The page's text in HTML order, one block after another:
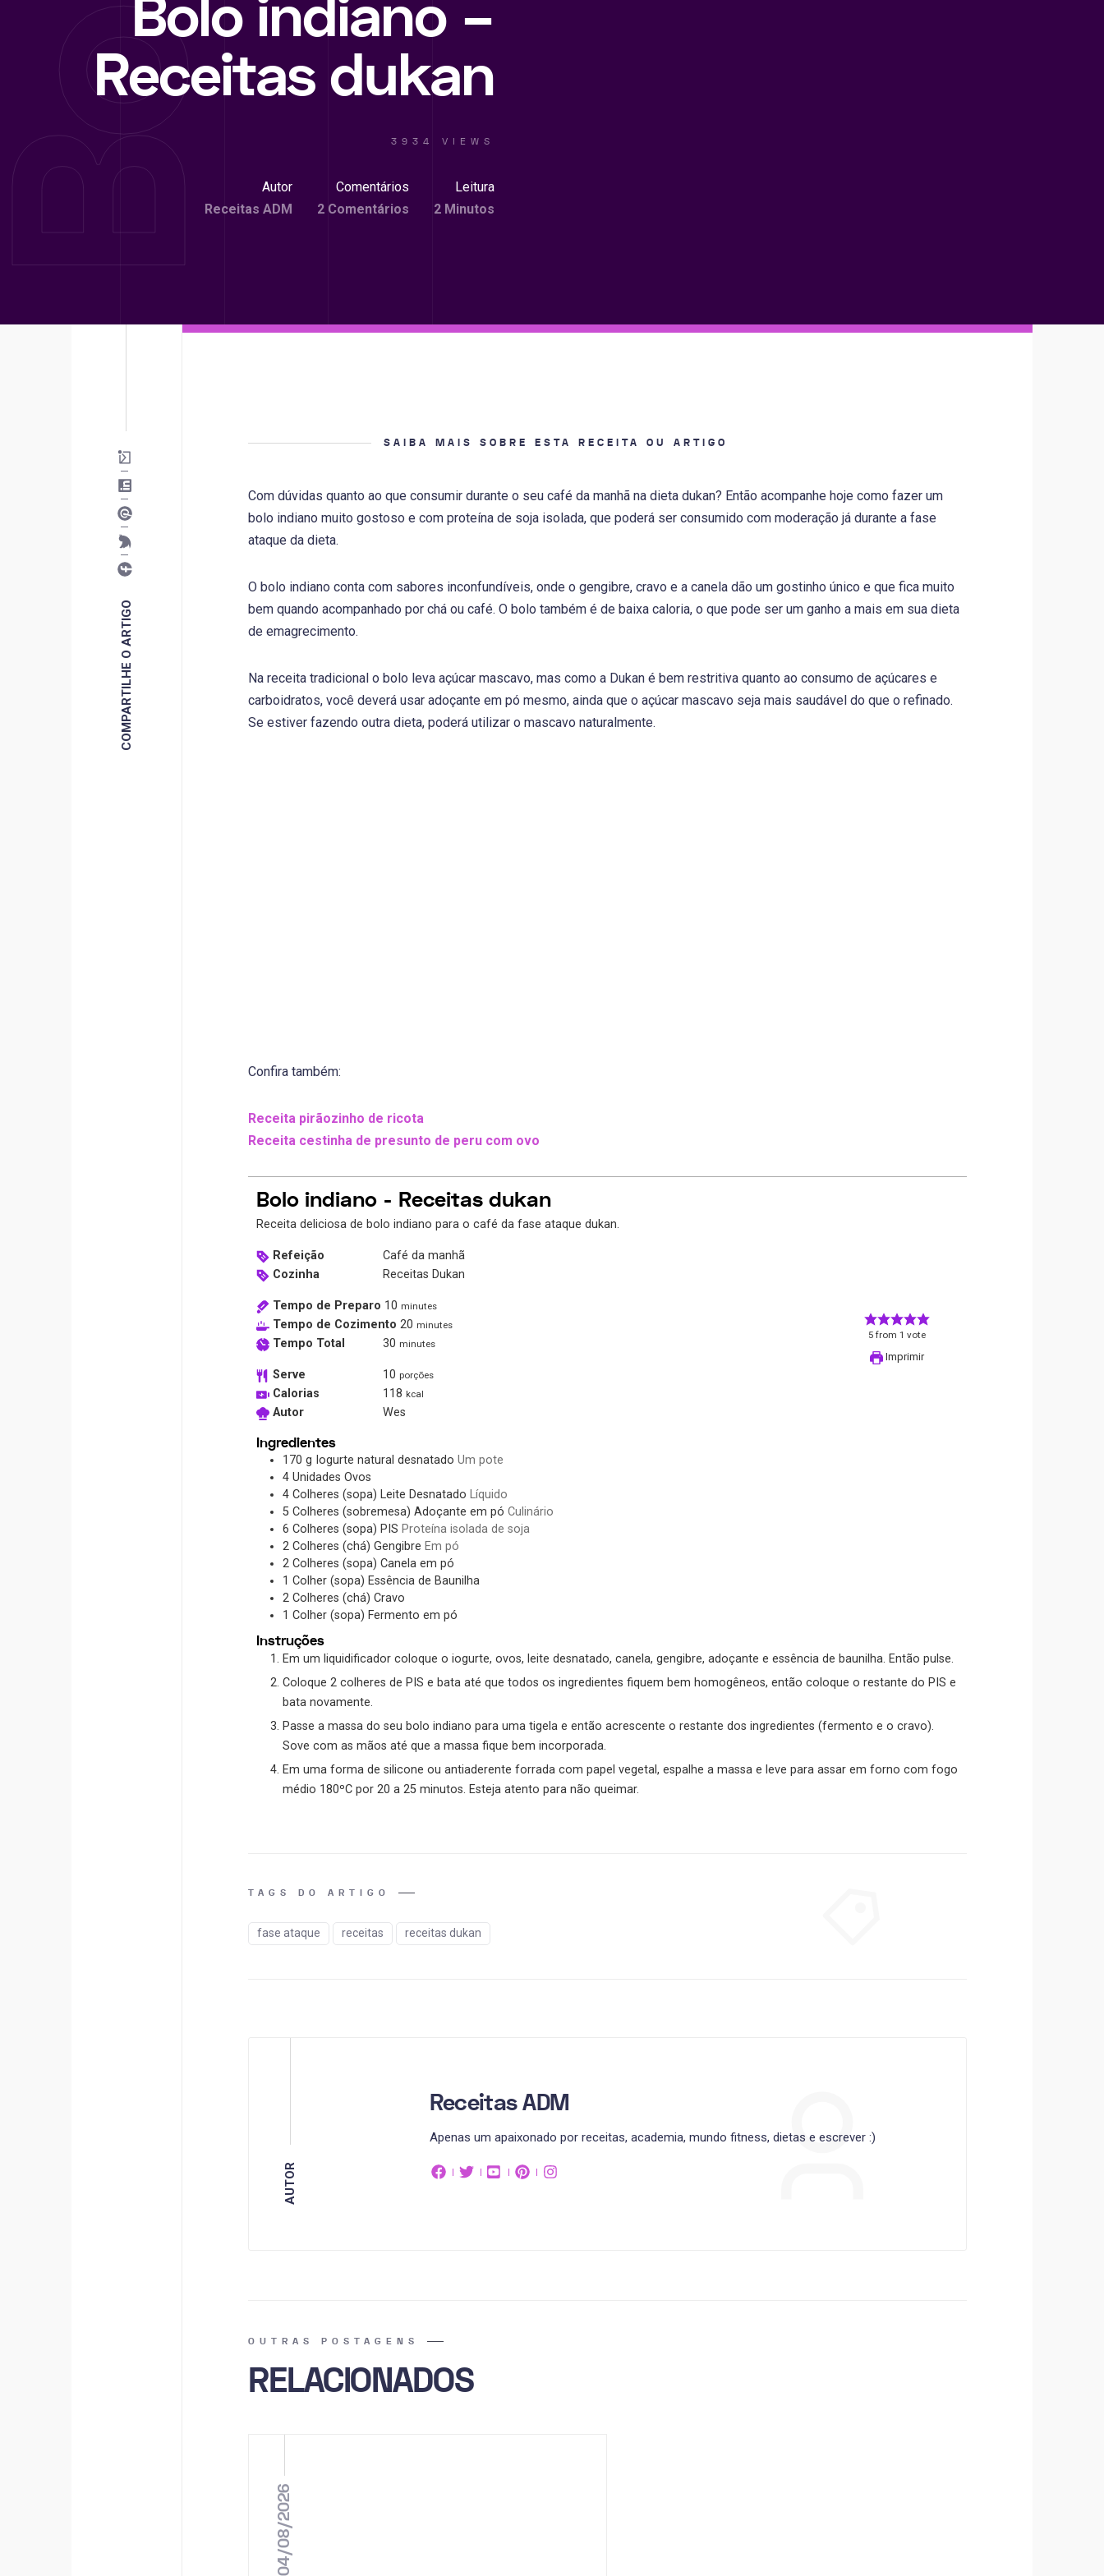
Bolo indiano –
Receitas dukan
3934 VIEWS
Autor
Receitas ADM
Comentários
2 Comentários
Leitura
2 Minutos
COMPARTILHE O ARTIGO
SAIBA MAIS SOBRE ESTA RECEITA OU ARTIGO
Com dúvidas quanto ao que consumir durante o seu café da manhã na dieta dukan? Então acompanhe hoje como fazer um
bolo indiano muito gostoso e com proteína de soja isolada, que poderá ser consumido com moderação já durante a fase
ataque da dieta.
O bolo indiano conta com sabores inconfundíveis, onde o gengibre, cravo e a canela dão um gostinho único e que fica muito
bem quando acompanhado por chá ou café. O bolo também é de baixa caloria, o que pode ser um ganho a mais em sua dieta
de emagrecimento.
Na receita tradicional o bolo leva açúcar mascavo, mas como a Dukan é bem restritiva quanto ao consumo de açúcares e
carboidratos, você deverá usar adoçante em pó mesmo, ainda que o açúcar mascavo seja mais saudável do que o refinado.
Se estiver fazendo outra dieta, poderá utilizar o mascavo naturalmente.
Confira também:
Receita pirãozinho de ricota
Receita cestinha de presunto de peru com ovo
5from 1 vote
Imprimir
Bolo indiano - Receitas dukan
Receita deliciosa de bolo indiano para o café da fase ataque dukan.
Refeição
Café da manhã
Cozinha
Receitas Dukan
Tempo de Preparo 10 minutes
Tempo de Cozimento 20 minutes
Tempo Total 30 minutes
Serve 10 porções
Calorias 118 kcal
Autor Wes
Ingredientes
170 g Iogurte natural desnatado Um pote
4 Unidades Ovos
4 Colheres (sopa) Leite Desnatado Líquido
5 Colheres (sobremesa) Adoçante em pó Culinário
6 Colheres (sopa) PIS Proteína isolada de soja
2 Colheres (chá) Gengibre Em pó
2 Colheres (sopa) Canela em pó
1 Colher (sopa) Essência de Baunilha
2 Colheres (chá) Cravo
1 Colher (sopa) Fermento em pó
Instruções
Em um liquidificador coloque o iogurte, ovos, leite desnatado, canela, gengibre, adoçante e essência de baunilha. Então pulse.
Coloque 2 colheres de PIS e bata até que todos os ingredientes fiquem bem homogêneos, então coloque o restante do PIS e
bata novamente.
Passe a massa do seu bolo indiano para uma tigela e então acrescente o restante dos ingredientes (fermento e o cravo).
Sove com as mãos até que a massa fique bem incorporada.
Em uma forma de silicone ou antiaderente forrada com papel vegetal, espalhe a massa e leve para assar em forno com fogo
médio 180ºC por 20 a 25 minutos. Esteja atento para não queimar.
TAGS DO ARTIGO
fase ataque receitas receitas dukan
AUTOR
Receitas ADM
Apenas um apaixonado por receitas, academia, mundo fitness, dietas e escrever :)
OUTRAS POSTAGENS
RELACIONADOS
04/08/2026